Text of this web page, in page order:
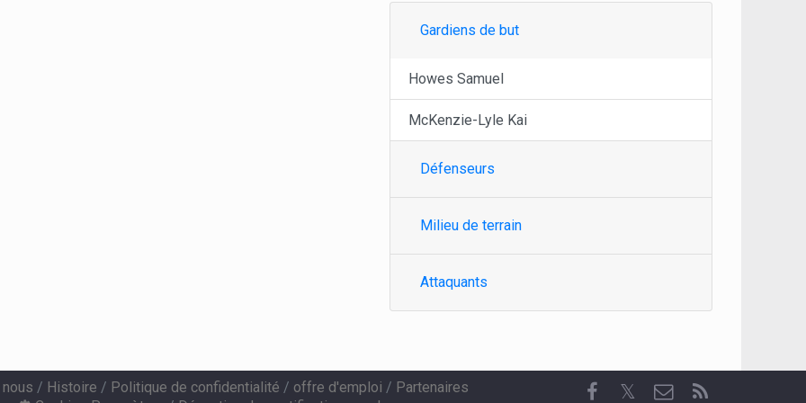
Gardiens de but
Howes Samuel
McKenzie-Lyle Kai
Défenseurs
Milieu de terrain
Attaquants
/ Histoire / Politique de confidentialité / offre d'emploi / Partenaires
𝕏